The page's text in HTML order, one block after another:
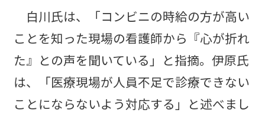
白川氏は、「コンビニの時給の方が高い
ことを知った現場の看護師から『心が折れ
た』との声を聞いている」と指摘。伊原氏
は、「医療現場が人員不足で診療できない
ことにならないよう対応する」と述べまし